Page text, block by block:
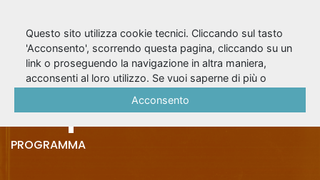
Antigone (2007/08)
- 2 quaderni di sala
PROGRAMMA
Questo sito utilizza cookie tecnici. Cliccando sul tasto
'Acconsento', scorrendo questa pagina, cliccando su un
link o proseguendo la navigazione in altra maniera,
acconsenti al loro utilizzo. Se vuoi saperne di più o
Acconsento